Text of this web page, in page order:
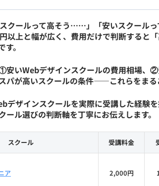
企業の執行役員CMOではUI/UX設計・ワ
・LPなど30本以上。自社ではreslog.jp/
、LP・Webサイトの要件定義からデザイ
口コミ・比較サイト「リスログ」の運営
用するか」をディレクター目線で評価して
年｜KENスクール Webデザインコース
年｜スマートキャンプ株式会社 メディ
年｜ステップ・アラウンド株式会社 執
スクールって高そう……」「安いスクール
以上と幅が広く、費用だけで判断すると
。
安いWebデザインスクールの費用相場、
パが高いスクールの条件——これらをまる
デザインスクールを実際に受講した経験
ール選びの判断軸を丁寧にお伝えします。
スクール 受講料金
ア 2,000円